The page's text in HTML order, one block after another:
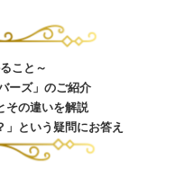
こと～
ーズ」のご紹介
その違いを解説
という疑問にお答え